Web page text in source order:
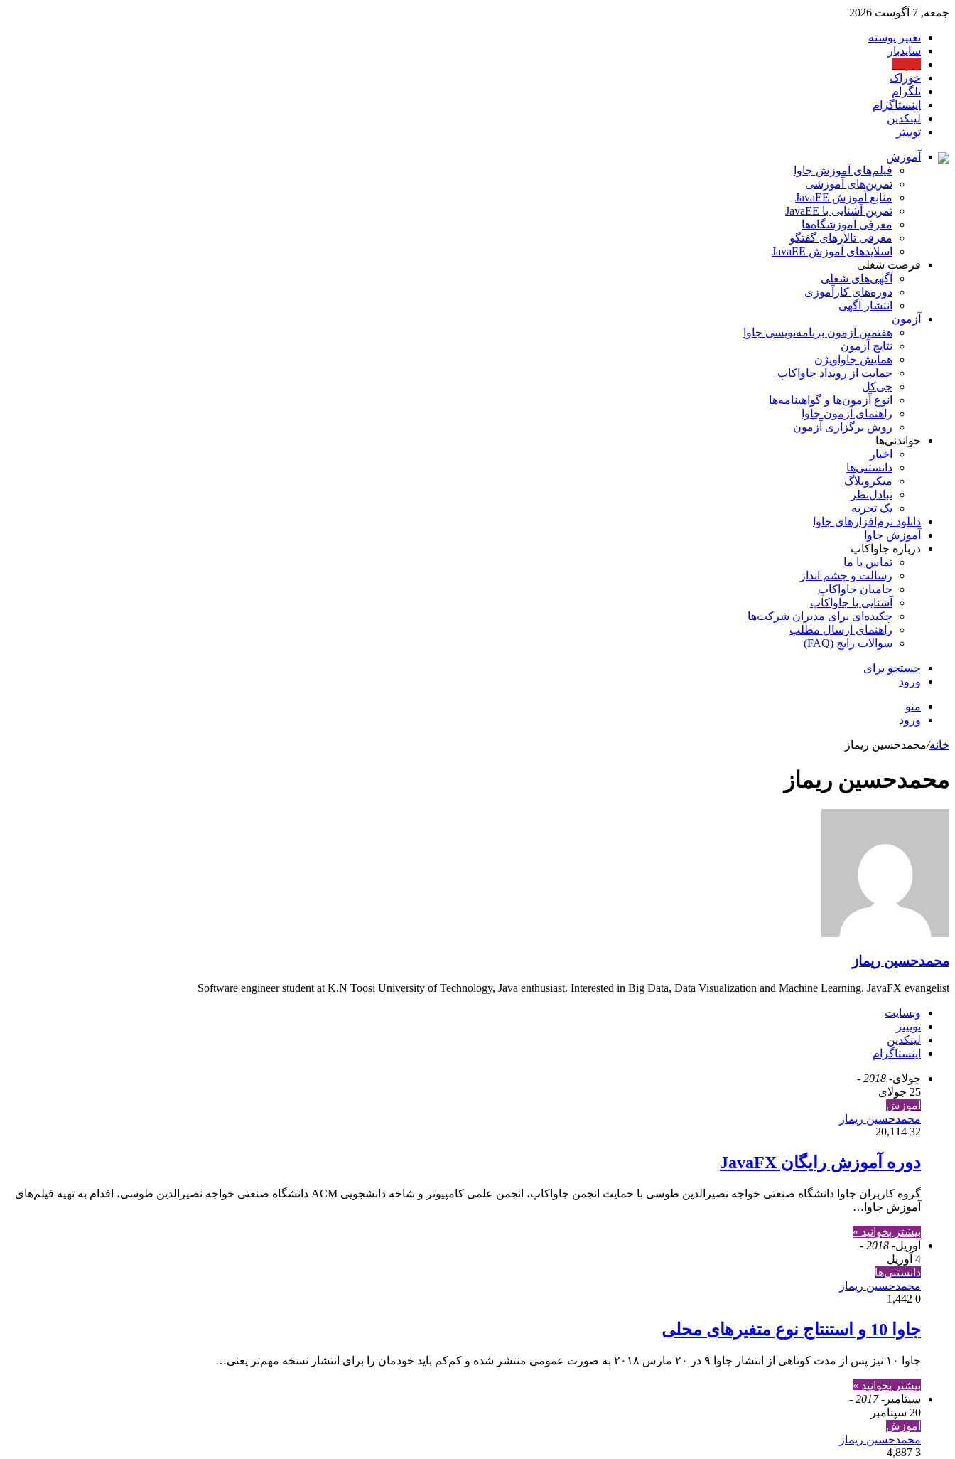
جمعه, 7 آگوست 2026
تغییر پوسته
سایدبار
خوراک
تلگرام
اینستاگرام
لینکدین
توییتر
آموزش
فیلم‌های آموزش جاوا
تمرین‌های آموزشی
منابع آموزش JavaEE
تمرین آشنایی با JavaEE
معرفی آموزشگاه‌ها
معرفی تالارهای گفتگو
اسلایدهای آموزش JavaEE
فرصت شغلی
آگهی‌های شغلی
دوره‌های کارآموزی
انتشار آگهی
آزمون
هفتمین آزمون برنامه‌نویسی جاوا
نتایج آزمون
همایش جاواویژن
حمایت از رویداد جاواکاپ
جی‌کل
انوع آزمون‌ها و گواهینامه‌ها
راهنمای آزمون جاوا
روش برگزاری آزمون
خواندنی‌ها
اخبار
دانستنی‌ها
میکروبلاگ
تبادل‌نظر
یک تجربه
دانلود نرم‌افزارهای جاوا
آموزش جاوا
درباره جاواکاپ
تماس با ما
رسالت و چشم انداز
حامیان جاواکاپ
آشنایی با جاواکاپ
چکیده‌ای برای مدیران شرکت‌ها
راهنمای ارسال مطلب
سوالات رایج (FAQ)
جستجو برای
ورود
منو
ورود
خانه/محمدحسین ریماز
محمدحسین ریماز
محمدحسین ریماز
Software engineer student at K.N Toosi University of Technology, Java enthusiast. Interested in Big Data, Data Visualization and Machine Learning. JavaFX evangelist
وبسایت
توییتر
لینکدین
اینستاگرام
جولای- 2018 -
25 جولای
آموزش
محمدحسین ریماز
32
دوره آموزش رایگان JavaFX
گروه کاربران جاوا دانشگاه صنعتی خواجه نصیرالدین طوسی با حمایت انجمن جاواکاپ، انجمن علمی کامپیوتر و شاخه دانشجویی ACM دانشگاه صنعتی خواجه نصیرالدین طوسی، اقدام به تهیه فیلم‌های
آموزش جاوا…
بیشتر بخوانید »
آوریل- 2018 -
4 آوریل
دانستنی‌ها
محمدحسین ریماز
0
جاوا 10 و استنتاج نوع متغیر‌های محلی
جاوا ۱۰ نیز پس از مدت کوتاهی از انتشار جاوا ۹ در ۲۰ مارس ۲۰۱۸ به صورت عمومی منتشر شده و کم‌کم باید خودمان را برای انتشار نسخه مهم‌تر یعنی…
بیشتر بخوانید »
سپتامبر - 2017 -
20 سپتامبر
آموزش
محمدحسین ریماز
3